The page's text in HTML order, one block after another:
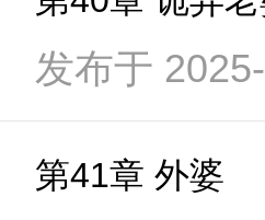
发布于
第41章 外婆